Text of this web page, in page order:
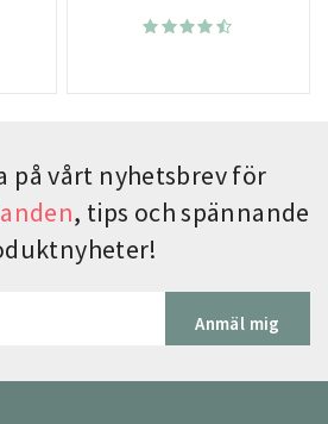
på vårt nyhetsbrev för
, tips och spännande
Anmäl mig